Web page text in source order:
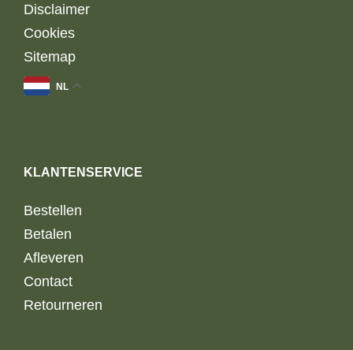
Disclaimer
Cookies
Sitemap
NL
KLANTENSERVICE
Bestellen
Betalen
Afleveren
Contact
Retourneren